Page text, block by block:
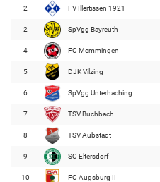
2 FV Illertissen 1921
2 SpVgg Bayreuth
4 FC Memmingen
5 DJK Vilzing
6 SpVgg Unterhaching
7 TSV Buchbach
8 TSV Aubstadt
9 SC Eltersdorf
10 FC Augsburg II